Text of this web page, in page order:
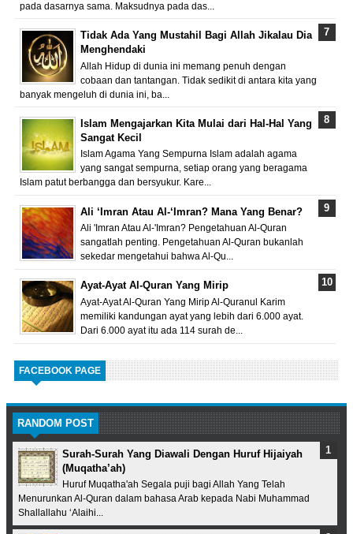
pada dasarnya sama. Maksudnya pada das...
Tidak Ada Yang Mustahil Bagi Allah Jikalau Dia
Menghendaki
Allah Hidup di dunia ini memang penuh dengan
cobaan dan tantangan. Tidak sedikit di antara kita yang
banyak mengeluh di dunia ini, ba...
Islam Mengajarkan Kita Mulai dari Hal-Hal Yang
Sangat Kecil
Islam Agama Yang Sempurna Islam adalah agama
yang sangat sempurna, setiap orang yang beragama
Islam patut berbangga dan bersyukur. Kare...
Ali ‘Imran Atau Al-‘Imran? Mana Yang Benar?
Ali 'Imran Atau Al-'Imran? Pengetahuan Al-Quran
sangatlah penting. Pengetahuan Al-Quran bukanlah
sekedar mengetahui bahwa Al-Qu...
Ayat-Ayat Al-Quran Yang Mirip
Ayat-Ayat Al-Quran Yang Mirip Al-Quranul Karim
memiliki kandungan ayat yang lebih dari 6.000 ayat.
Dari 6.000 ayat itu ada 114 surah de...
FACEBOOK PAGE
RANDOM POST
Surah-Surah Yang Diawali Dengan Huruf Hijaiyah
(Muqatha’ah)
Huruf Muqatha'ah Segala puji bagi Allah Yang Telah
Menurunkan Al-Quran dalam bahasa Arab kepada Nabi Muhammad
Shallallahu ‘Alaihi...